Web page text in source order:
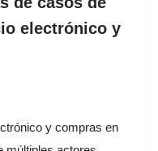
electrónico y
y compras en